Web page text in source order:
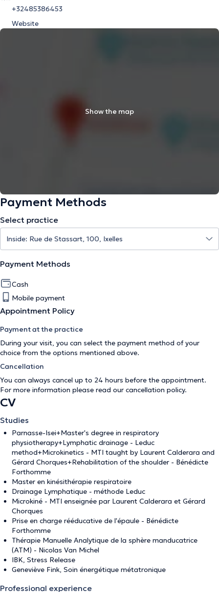
+32485386453
Website
Show the map
Payment Methods
Select practice
Payment Methods
Cash
Mobile payment
Appointment Policy
Payment at the practice
During your visit, you can select the payment method of your
choice from the options mentioned above.
Cancellation
You can always cancel up to 24 hours before the appointment.
For more information please read our cancellation policy.
CV
Studies
Parnasse-Isei+Master's degree in respiratory
physiotherapy+Lymphatic drainage - Leduc
method+Microkinetics - MTI taught by Laurent Calderara and
Gérard Chorques+Rehabilitation of the shoulder - Bénédicte
Forthomme
Master en kinésithérapie respiratoire
Drainage Lymphatique - méthode Leduc
Microkiné - MTI enseignée par Laurent Calderara et Gérard
Chorques
Prise en charge rééducative de l'épaule - Bénédicte
Forthomme
Thérapie Manuelle Analytique de la sphère manducatrice
(ATM) - Nicolas Van Michel
IBK, Stress Release
Geneviève Fink, Soin énergétique métatronique
Professional experience